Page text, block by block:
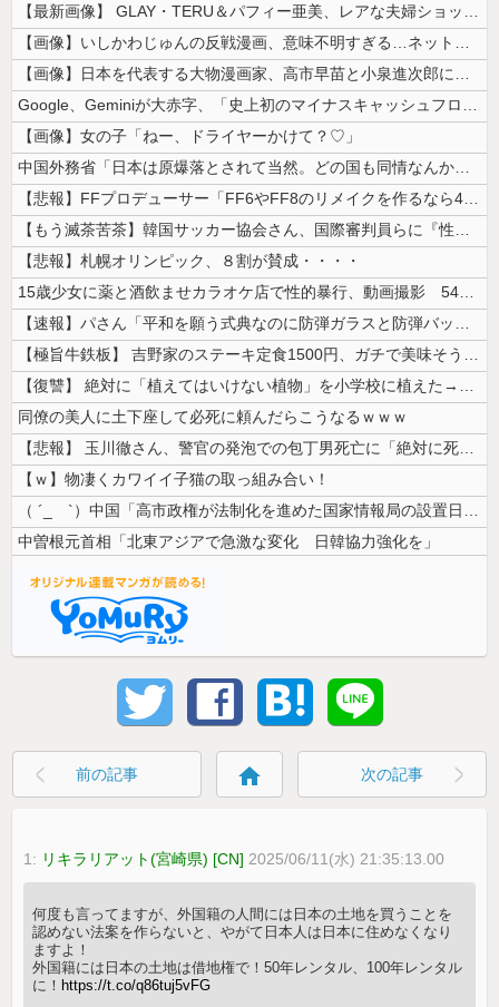
【最新画像】 GLAY・TERU＆パフィー亜美、レアな夫婦ショットを公...
【画像】いしかわじゅんの反戦漫画、意味不明すぎる…ネット「量産型左翼の...
【画像】日本を代表する大物漫画家、高市早苗と小泉進次郎にガチギレ 痛烈...
Google、Geminiが大赤字、「史上初のマイナスキャッシュフロー...
【画像】女の子「ねー、ドライヤーかけて？♡」
中国外務省「日本は原爆落とされて当然。どの国も同情なんかしない」
【悲報】FFプロデューサー「FF6やFF8のリメイクを作るなら4部か5...
【もう滅茶苦茶】韓国サッカー協会さん、国際審判員らに『性接待』をしてい...
【悲報】札幌オリンピック、８割が賛成・・・・
15歳少女に薬と酒飲ませカラオケ店で性的暴行、動画撮影 54歳無職を再...
【速報】パさん「平和を願う式典なのに防弾ガラスと防弾バッグSP」安倍元...
【極旨牛鉄板】 吉野家のステーキ定食1500円、ガチで美味そうｗｗｗ
【復讐】 絶対に「植えてはいけない植物」を小学校に植えた→20年経って...
同僚の美人に土下座して必死に頼んだらこうなるｗｗｗ
【悲報】 玉川徹さん、警官の発泡での包丁男死亡に「絶対に死刑にならない...
【ｗ】物凄くカワイイ子猫の取っ組み合い！
（ ´_ゝ`）中国「高市政権が法制化を進めた国家情報局の設置日が7月3...
中曽根元首相「北東アジアで急激な変化 日韓協力強化を」
前の記事 home 次の記事
1: リキラリアット(宮崎県) [CN] 2025/06/11(水) 21:35:13.00
何度も言ってますが、外国籍の人間には日本の土地を買うことを
認めない法案を作らないと、やがて日本人は日本に住めなくなり
ますよ！
外国籍には日本の土地は借地権で！50年レンタル、100年レンタル
に！ https://t.co/q86tuj5vFG